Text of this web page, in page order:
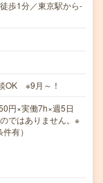
歩1分／東京駅から-
OK ※9月～！
円×実働7h×週5日
ではありません。※
有）